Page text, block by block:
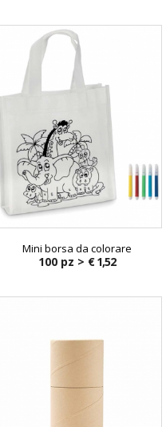
Mini borsa da colorare
100 pz > € 1,52